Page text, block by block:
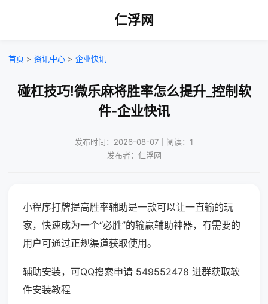
仁浮网
首页 > 资讯中心 > 企业快讯
碰杠技巧!微乐麻将胜率怎么提升_控制软
件-企业快讯
发布时间：2026-08-07｜阅读：1
发布者：仁浮网
小程序打牌提高胜率辅助是一款可以让一直输的玩
家，快速成为一个“必胜”的输赢辅助神器，有需要的
用户可通过正规渠道获取使用。
辅助安装，可QQ搜索申请 549552478 进群获取软
件安装教程